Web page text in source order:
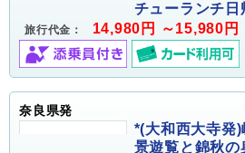
チューランチ日
旅行代金： 14,980円 ～15,980円
奈良県発
*(大和西大寺発
景遊覧と錦秋の